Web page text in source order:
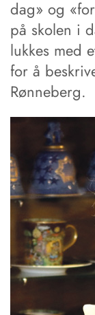
dag» og
på skolen i
lukkes med
for å
Rønneberg.